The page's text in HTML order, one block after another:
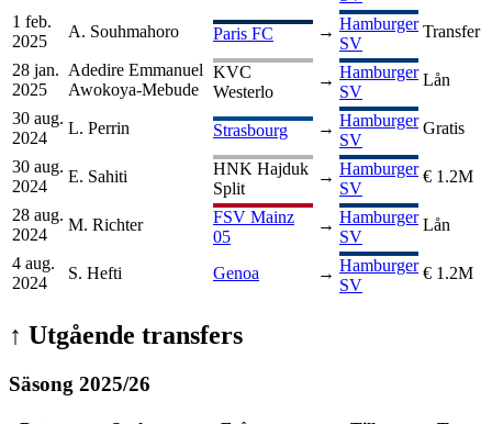
1 feb.
2025
A. Souhmahoro Paris FC → Hamburger
SV
Transfer
28 jan.
2025
Adedire Emmanuel
Awokoya-Mebude
KVC
Westerlo
→ Hamburger
SV
Lån
30 aug.
2024
L. Perrin Strasbourg → Hamburger
SV
Gratis
30 aug.
2024
E. Sahiti
HNK Hajduk
Split
→ Hamburger
SV
€ 1.2M
28 aug.
2024
M. Richter
FSV Mainz
05
→ Hamburger
SV
Lån
4 aug.
2024
S. Hefti Genoa → Hamburger
SV
€ 1.2M
↑ Utgående transfers
Säsong 2025/26